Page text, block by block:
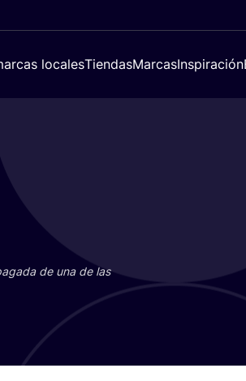
localesTiendasMarcasInspiración
de una de las